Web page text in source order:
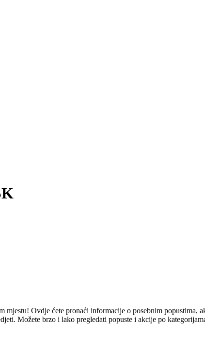
mjestu! Ovdje ćete pronaći informacije o posebnim
Možete brzo i lako pregledati popuste i akcije po